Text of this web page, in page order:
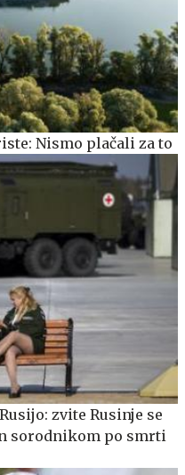
Nismo plačali za to
zvite Rusinje se
sorodnikom po smrti